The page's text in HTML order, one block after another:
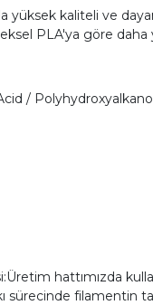
yüksek kaliteli ve
PLA'ya göre
/
hattımızda
sürecinde filamentin